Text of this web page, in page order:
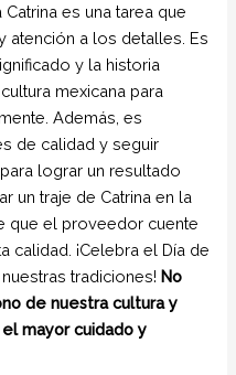
es una tarea que
atención a los detalles. Es
y la historia
mexicana para
Además, es
de calidad y seguir
lograr un resultado
un traje de Catrina en la
que el proveedor cuente
calidad. ¡Celebra el Día de
tradiciones!No
de nuestra cultura y
mayor cuidado y